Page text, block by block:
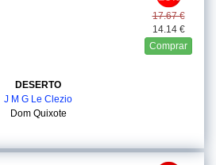
17.67 €
14.14 €
Comprar
DESERTO
J M G Le Clezio
Dom Quixote